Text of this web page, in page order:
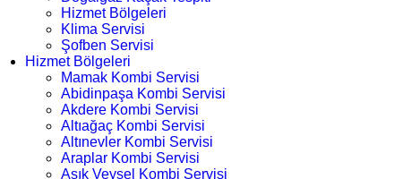
Hizmet Bölgeleri
Klima Servisi
Şofben Servisi
Hizmet Bölgeleri
Mamak Kombi Servisi
Abidinpaşa Kombi Servisi
Akdere Kombi Servisi
Altıağaç Kombi Servisi
Altınevler Kombi Servisi
Araplar Kombi Servisi
Aşık Veysel Kombi Servisi